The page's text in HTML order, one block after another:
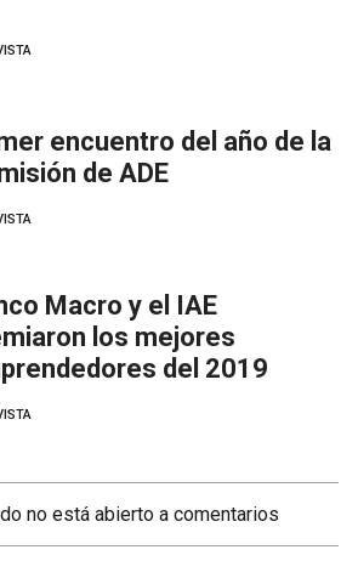
encuentro del año de la
de ADE
Macro y el IAE
los mejores
del 2019
no está abierto a comentarios